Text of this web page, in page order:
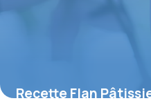
Recette Flan